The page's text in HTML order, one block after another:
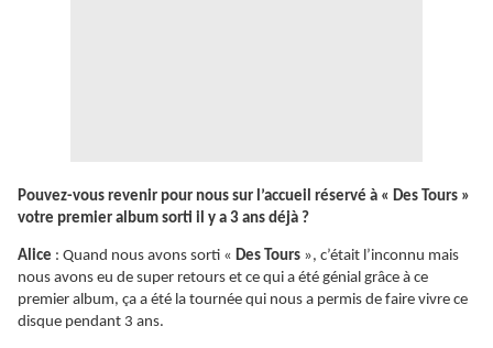
Pouvez-vous revenir pour nous sur l’accueil réservé à « Des Tours »
votre premier album sorti il y a 3 ans déjà ?
Alice : Quand nous avons sorti « Des Tours », c’était l’inconnu mais
nous avons eu de super retours et ce qui a été génial grâce à ce
premier album, ça a été la tournée qui nous a permis de faire vivre ce
disque pendant 3 ans.